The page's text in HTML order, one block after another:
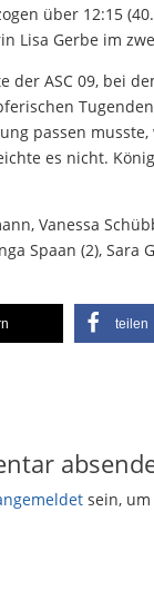
über 12:15
Lisa Gerbe im
der ASC 09, bei
passen
es nicht.
Vanessa
Spaan (2),
teilen
sein,